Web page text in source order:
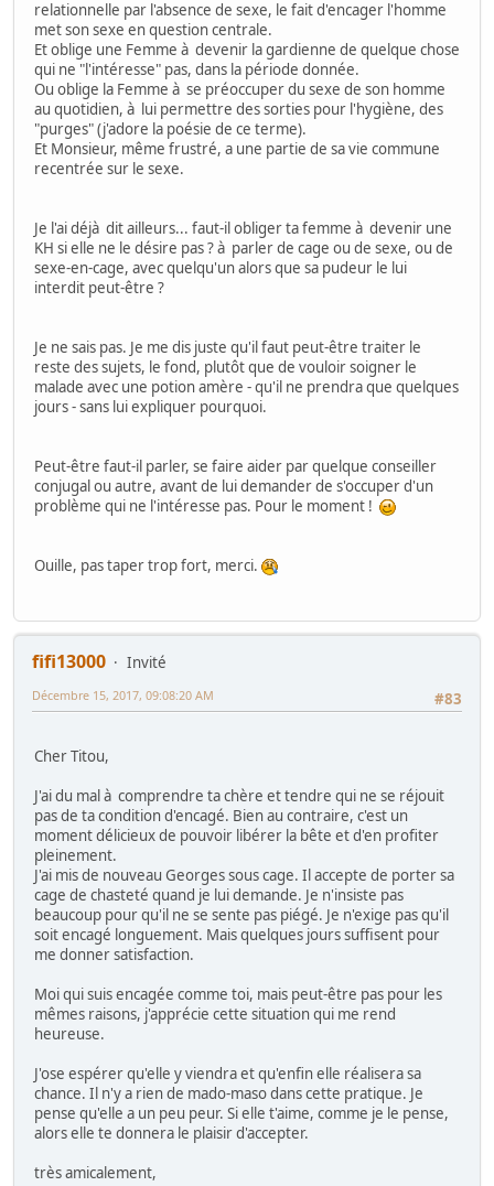
relationnelle par l'absence de sexe, le fait d'encager l'homme
met son sexe en question centrale.
Et oblige une Femme à devenir la gardienne de quelque chose
qui ne "l'intéresse" pas, dans la période donnée.
Ou oblige la Femme à se préoccuper du sexe de son homme
au quotidien, à lui permettre des sorties pour l'hygiène, des
"purges" (j'adore la poésie de ce terme).
Et Monsieur, même frustré, a une partie de sa vie commune
recentrée sur le sexe.
Je l'ai déjà dit ailleurs... faut-il obliger ta femme à devenir une
KH si elle ne le désire pas ? à parler de cage ou de sexe, ou de
sexe-en-cage, avec quelqu'un alors que sa pudeur le lui
interdit peut-être ?
Je ne sais pas. Je me dis juste qu'il faut peut-être traiter le
reste des sujets, le fond, plutôt que de vouloir soigner le
malade avec une potion amère - qu'il ne prendra que quelques
jours - sans lui expliquer pourquoi.
Peut-être faut-il parler, se faire aider par quelque conseiller
conjugal ou autre, avant de lui demander de s'occuper d'un
problème qui ne l'intéresse pas. Pour le moment !
Ouille, pas taper trop fort, merci.
fifi13000
Invité
#83
Décembre 15, 2017, 09:08:20 AM
Cher Titou,
J'ai du mal à comprendre ta chère et tendre qui ne se réjouit
pas de ta condition d'encagé. Bien au contraire, c'est un
moment délicieux de pouvoir libérer la bête et d'en profiter
pleinement.
J'ai mis de nouveau Georges sous cage. Il accepte de porter sa
cage de chasteté quand je lui demande. Je n'insiste pas
beaucoup pour qu'il ne se sente pas piégé. Je n'exige pas qu'il
soit encagé longuement. Mais quelques jours suffisent pour
me donner satisfaction.
Moi qui suis encagée comme toi, mais peut-être pas pour les
mêmes raisons, j'apprécie cette situation qui me rend
heureuse.
J'ose espérer qu'elle y viendra et qu'enfin elle réalisera sa
chance. Il n'y a rien de mado-maso dans cette pratique. Je
pense qu'elle a un peu peur. Si elle t'aime, comme je le pense,
alors elle te donnera le plaisir d'accepter.
très amicalement,